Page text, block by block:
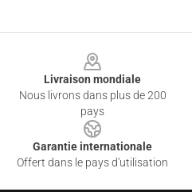
Livraison mondiale
Nous livrons dans plus de 200
pays
Garantie internationale
Offert dans le pays d'utilisation